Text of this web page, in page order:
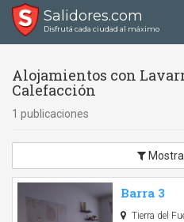
Salidores.com
Disfrutá cada ciudad al máximo
Alojamientos con
Calefacción
1 publicaciones
Barra 3
Tierra del